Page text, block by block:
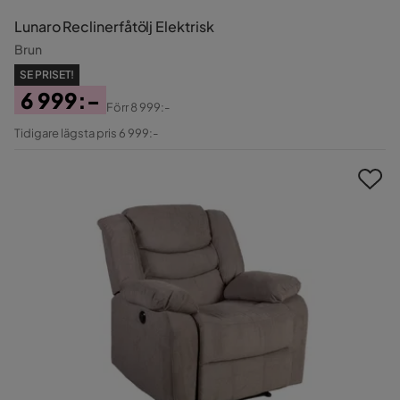
Lunaro Reclinerfåtölj Elektrisk
Brun
SE PRISET!
Pris
6 999:-
Original
Förr8 999:-
Tidigare lägsta pris 6 999:-